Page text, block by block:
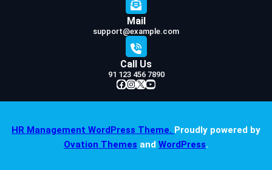
Mail
support@example.com
Call Us
91 123 456 7890
Facebook InstagramX YouTube
HR Management WordPress Theme. Proudly powered by
Ovation Themes and WordPress.